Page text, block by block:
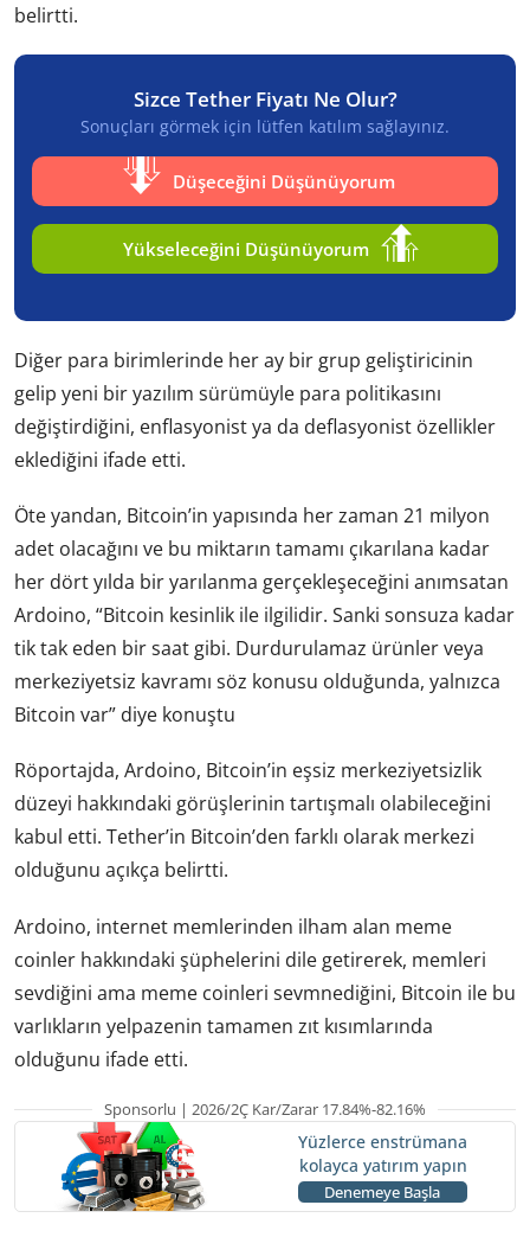
belirtti.
Sizce Tether Fiyatı Ne Olur?
Sonuçları görmek için lütfen katılım sağlayınız.
Düşeceğini Düşünüyorum
Yükseleceğini Düşünüyorum
Diğer para birimlerinde her ay bir grup geliştiricinin
gelip yeni bir yazılım sürümüyle para politikasını
değiştirdiğini, enflasyonist ya da deflasyonist özellikler
eklediğini ifade etti.
Öte yandan, Bitcoin’in yapısında her zaman 21 milyon
adet olacağını ve bu miktarın tamamı çıkarılana kadar
her dört yılda bir yarılanma gerçekleşeceğini anımsatan
Ardoino, “Bitcoin kesinlik ile ilgilidir. Sanki sonsuza kadar
tik tak eden bir saat gibi. Durdurulamaz ürünler veya
merkeziyetsiz kavramı söz konusu olduğunda, yalnızca
Bitcoin var” diye konuştu
Röportajda, Ardoino, Bitcoin’in eşsiz merkeziyetsizlik
düzeyi hakkındaki görüşlerinin tartışmalı olabileceğini
kabul etti. Tether’in Bitcoin’den farklı olarak merkezi
olduğunu açıkça belirtti.
Ardoino, internet memlerinden ilham alan meme
coinler hakkındaki şüphelerini dile getirerek, memleri
sevdiğini ama meme coinleri sevmnediğini, Bitcoin ile bu
varlıkların yelpazenin tamamen zıt kısımlarında
olduğunu ifade etti.
Sponsorlu | 2026/2Ç Kar/Zarar 17.84%-82.16%
Yüzlerce enstrümana
kolayca yatırım yapın
Denemeye Başla